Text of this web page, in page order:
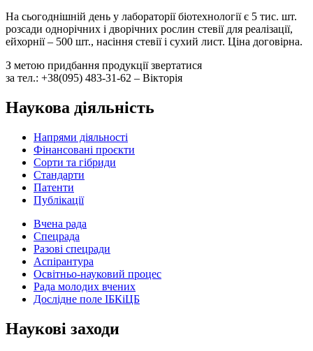
На сьогоднішній день у лабораторії біотехнології є 5 тис. шт.
розсади однорічних і дворічних рослин стевії для реалізації,
ейхорнії – 500 шт., насіння стевії і сухий лист. Ціна договірна.
З метою придбання продукції звертатися
за тел.: +38(095) 483-31-62 – Вікторія
Наукова діяльність
Напрями діяльності
Фінансовані проєкти
Сорти та гібриди
Стандарти
Патенти
Публікації
Вчена рада
Спецрада
Разові спецради
Аспірантура
Освітньо-науковий процес
Рада молодих вчених
Дослідне поле ІБКіЦБ
Наукові заходи